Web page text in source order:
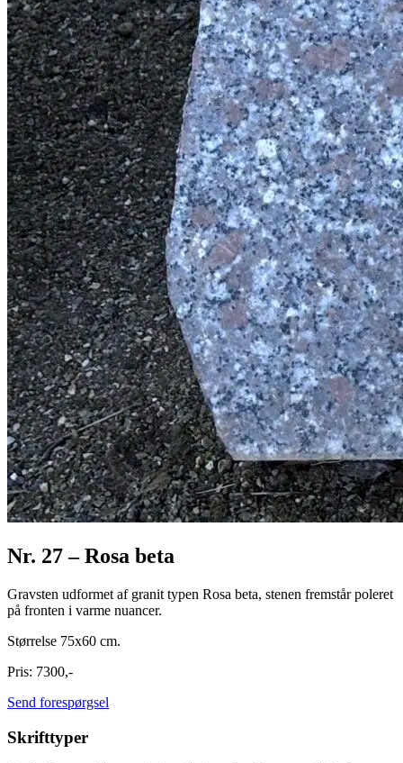
Nr. 27 – Rosa beta
Gravsten udformet af granit typen Rosa beta, stenen fremstår poleret
på fronten i varme nuancer.
Størrelse 75x60 cm.
Pris: 7300,-
Send forespørgsel
Skrifttyper